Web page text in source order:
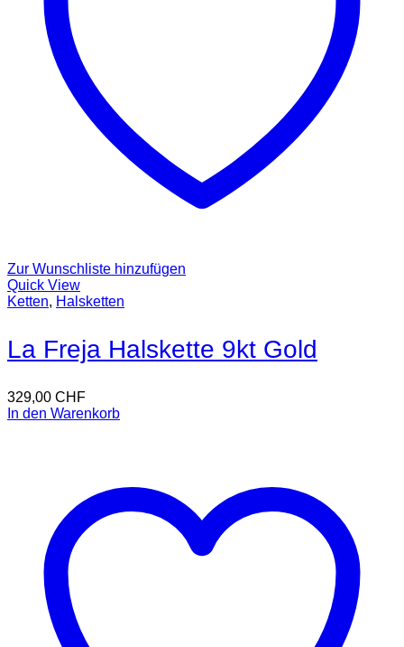
Zur Wunschliste hinzufügen
Quick View
Ketten, Halsketten
La Freja Halskette 9kt Gold
329,00 CHF
In den Warenkorb